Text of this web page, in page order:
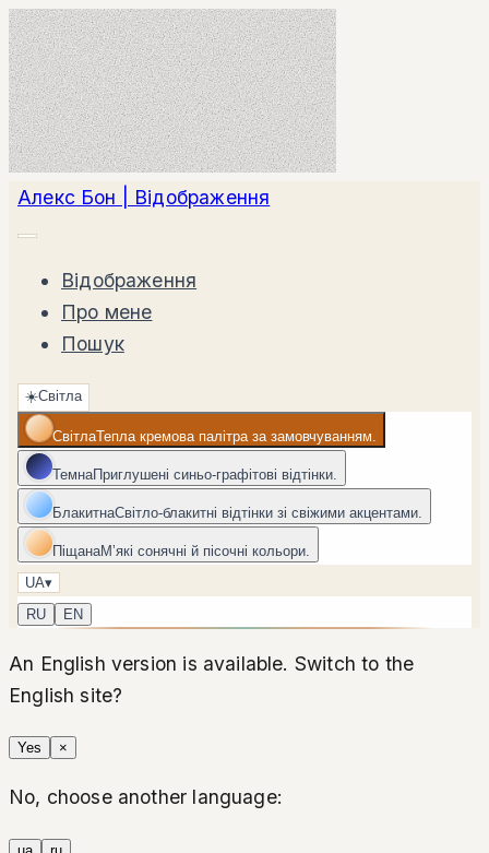
Алекс Бон | Відображення
Відображення
Про мене
Пошук
☀️Світла
СвітлаТепла кремова палітра за замовчуванням.
ТемнаПриглушені синьо-графітові відтінки.
БлакитнаСвітло-блакитні відтінки зі свіжими акцентами.
ПіщанаМʼякі сонячні й пісочні кольори.
UA▾
RU
EN
An English version is available. Switch to the
English site?
Yes ×
No, choose another language: